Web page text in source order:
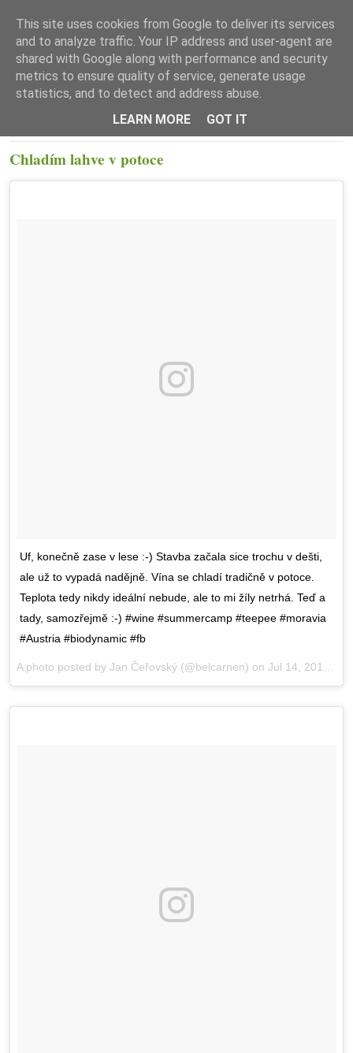
☰ Menu
Chladím lahve v potoce
Uf, konečně zase v lese :-) Stavba začala sice trochu v dešti,
ale už to vypadá nadějně. Vína se chladí tradičně v potoce.
Teplota tedy nikdy ideální nebude, ale to mi žíly netrhá. Teď a
tady, samozřejmě :-) #wine #summercamp #teepee #moravia
#Austria #biodynamic #fb
A photo posted by Jan Čeřovský (@belcarnen) on Jul 14, 2016 at 10:48am PDT
This site uses cookies from Google to deliver its services
and to analyze traffic. Your IP address and user-agent are
shared with Google along with performance and security
metrics to ensure quality of service, generate usage
statistics, and to detect and address abuse.
LEARN MORE
GOT IT